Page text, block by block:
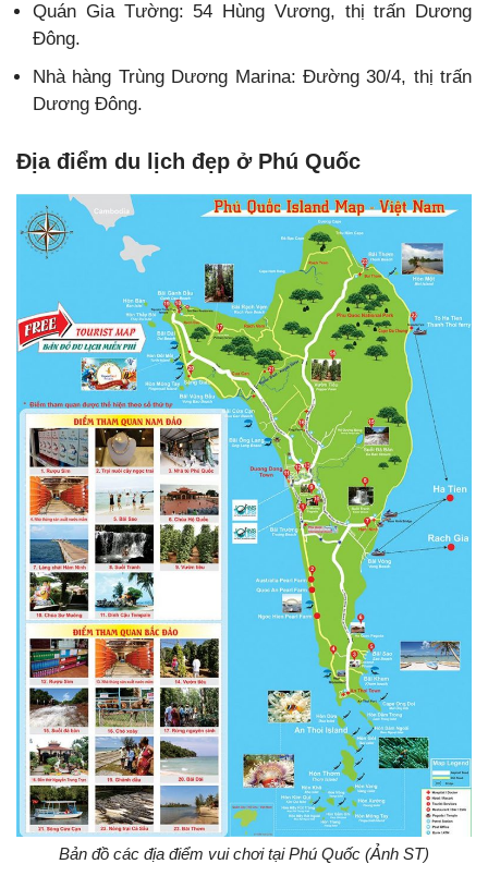
Quán Gia Tường: 54 Hùng Vương, thị trấn Dương
Đông.
Nhà hàng Trùng Dương Marina: Đường 30/4, thị trấn
Dương Đông.
Địa điểm du lịch đẹp ở Phú Quốc
Bản đồ các địa điểm vui chơi tại Phú Quốc (Ảnh ST)